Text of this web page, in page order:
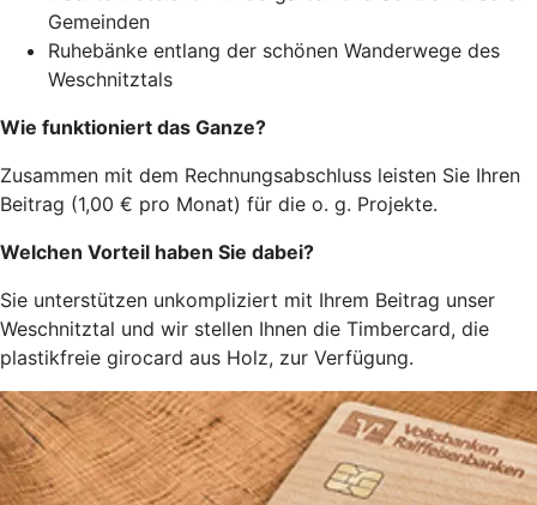
Gemeinden
Ruhebänke entlang der schönen Wanderwege des
Weschnitztals
Wie funktioniert das Ganze?
Zusammen mit dem Rechnungsabschluss leisten Sie Ihren
Beitrag (1,00 € pro Monat) für die o. g. Projekte.
Welchen Vorteil haben Sie dabei?
Sie unterstützen unkompliziert mit Ihrem Beitrag unser
Weschnitztal und wir stellen Ihnen die Timbercard, die
plastikfreie girocard aus Holz, zur Verfügung.